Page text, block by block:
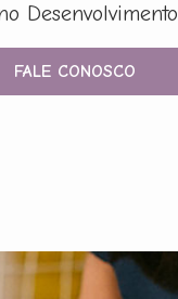
Desenvolvimento
FALE CONOSCO